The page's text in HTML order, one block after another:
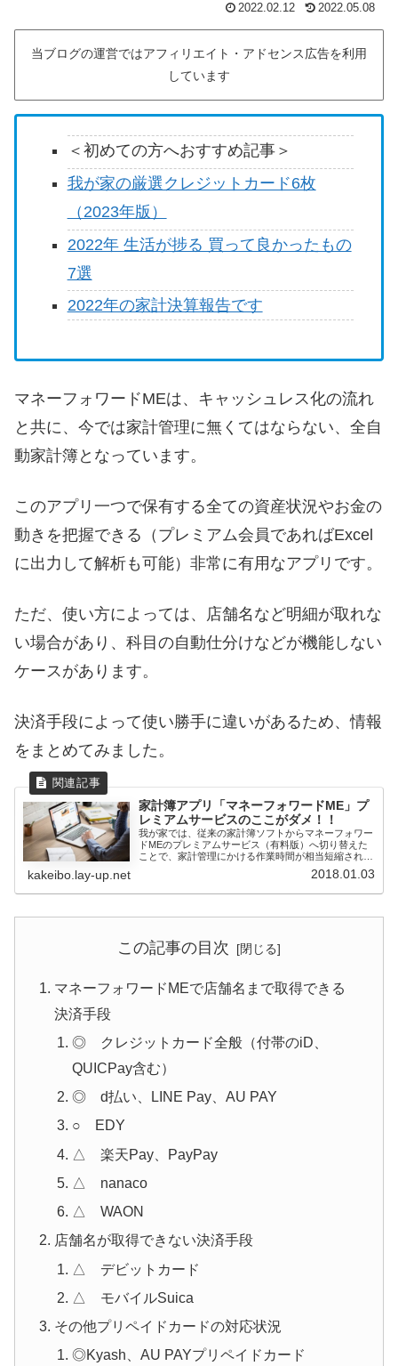
2022.02.12 2022.05.08
当ブログの運営ではアフィリエイト・アドセンス広告を利用
しています
＜初めての方へおすすめ記事＞
我が家の厳選クレジットカード6枚
（2023年版）
2022年 生活が捗る 買って良かったもの
7選
2022年の家計決算報告です
マネーフォワードMEは、キャッシュレス化の流れ
と共に、今では家計管理に無くてはならない、全自
動家計簿となっています。
このアプリ一つで保有する全ての資産状況やお金の
動きを把握できる（プレミアム会員であればExcel
に出力して解析も可能）非常に有用なアプリです。
ただ、使い方によっては、店舗名など明細が取れな
い場合があり、科目の自動仕分けなどが機能しない
ケースがあります。
決済手段によって使い勝手に違いがあるため、情報
をまとめてみました。
家計簿アプリ「マネーフォワードME」プ
レミアムサービスのここがダメ！！
我が家では、従来の家計簿ソフトからマネーフォワー
ドMEのプレミアムサービス（有料版）へ切り替えた
ことで、家計管理にかける作業時間が相当短縮され効
kakeibo.lay-up.net 2018.01.03
この記事の目次
マネーフォワードMEで店舗名まで取得できる
決済手段
◎ クレジットカード全般（付帯のiD、
QUICPay含む）
◎ d払い、LINE Pay、AU PAY
○ EDY
△ 楽天Pay、PayPay
△ nanaco
△ WAON
店舗名が取得できない決済手段
△ デビットカード
△ モバイルSuica
その他プリペイドカードの対応状況
◎Kyash、AU PAYプリペイドカード